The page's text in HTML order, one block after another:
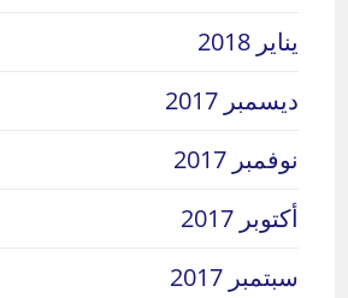
يناير 2018
ديسمبر 2017
نوفمبر 2017
أكتوبر 2017
سبتمبر 2017